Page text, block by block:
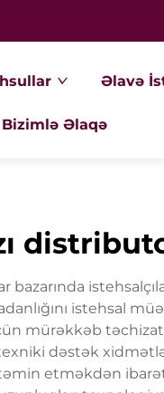
Əlavə
Bizimlə Əlaqə
istehsal
mürəkkəb
texniki dəstək
etməkdən